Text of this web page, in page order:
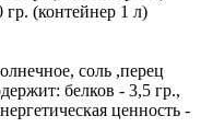
(контейнер 1 л)
соль ,перец
белков - 3,5 гр.,
ценность -